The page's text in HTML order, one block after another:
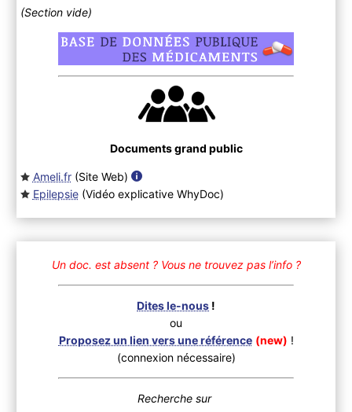
(Section vide)
Documents grand public
Ameli.fr(Site Web)
Epilepsie(Vidéo explicative WhyDoc)
Un doc. est absent ? Vous ne trouvez pas l’info ?
Dites le-nous !
ou
Proposez un lien vers une référence (new) !
(connexion nécessaire)
Recherche sur